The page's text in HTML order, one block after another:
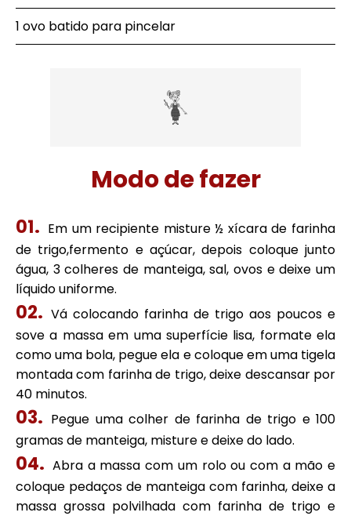
1 ovo batido para pincelar
Modo de fazer
Em um recipiente misture ½ xícara de farinha
de trigo,fermento e açúcar, depois coloque junto
água, 3 colheres de manteiga, sal, ovos e deixe um
líquido uniforme.
Vá colocando farinha de trigo aos poucos e
sove a massa em uma superfície lisa, formate ela
como uma bola, pegue ela e coloque em uma tigela
montada com farinha de trigo, deixe descansar por
40 minutos.
Pegue uma colher de farinha de trigo e 100
gramas de manteiga, misture e deixe do lado.
Abra a massa com um rolo ou com a mão e
coloque pedaços de manteiga com farinha, deixe a
massa grossa polvilhada com farinha de trigo e